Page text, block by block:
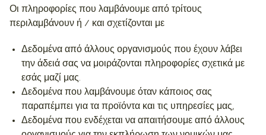
Οι πληροφορίες που λαμβάνουμε από τρίτους
περιλαμβάνουν ή / και σχετίζονται με
Δεδομένα από άλλους οργανισμούς που έχουν λάβει
την άδειά σας να μοιράζονται πληροφορίες σχετικά με
εσάς μαζί μας.
Δεδομένα που λαμβάνουμε όταν κάποιος σας
παραπέμπει για τα προϊόντα και τις υπηρεσίες μας,
Δεδομένα που ενδέχεται να απαιτήσουμε από άλλους